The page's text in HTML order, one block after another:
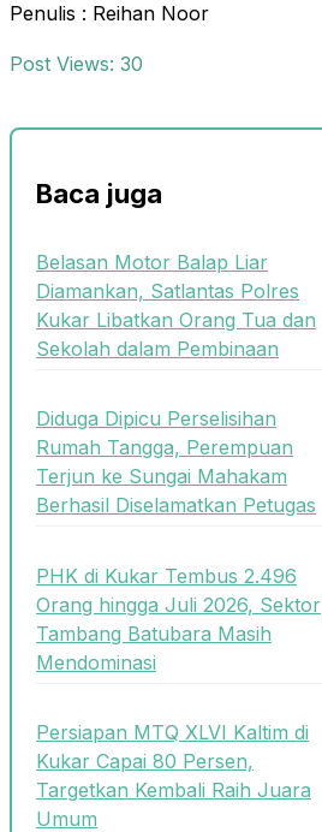
Penulis : Reihan Noor
Post Views: 30
Baca juga
Belasan Motor Balap Liar
Diamankan, Satlantas Polres
Kukar Libatkan Orang Tua dan
Sekolah dalam Pembinaan
Diduga Dipicu Perselisihan
Rumah Tangga, Perempuan
Terjun ke Sungai Mahakam
Berhasil Diselamatkan Petugas
PHK di Kukar Tembus 2.496
Orang hingga Juli 2026, Sektor
Tambang Batubara Masih
Mendominasi
Persiapan MTQ XLVI Kaltim di
Kukar Capai 80 Persen,
Targetkan Kembali Raih Juara
Umum